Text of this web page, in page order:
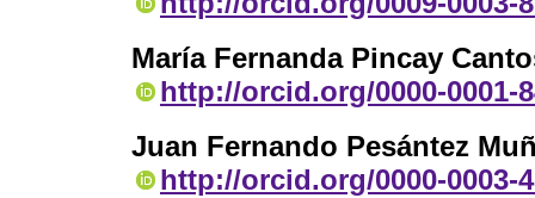
María Fernanda Pincay
http://orcid.org/0000-0001-
Juan Fernando Pesántez
http://orcid.org/0000-0003-